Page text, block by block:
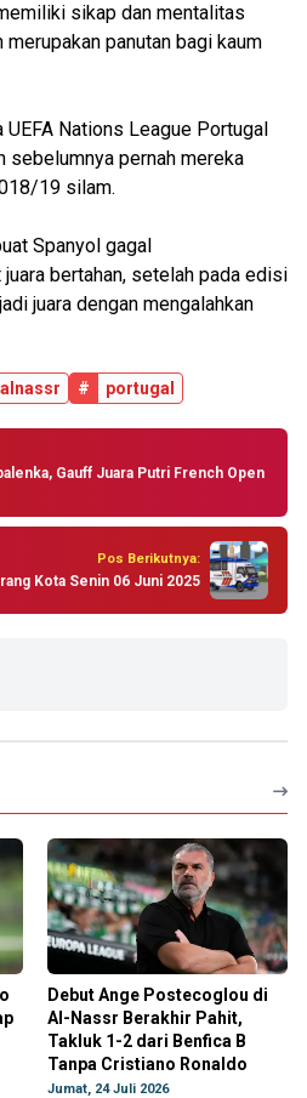
sikap dan mentalitas
panutan bagi kaum
UEFA Nations League Portugal
sebelumnya pernah mereka
19 silam.
Spanyol gagal
bertahan, setelah pada edisi
juara dengan mengalahkan
alnassr # portugal
Gauff Juara Putri French Open
Pos Berikutnya:
Kota Senin 06 Juni 2025
Debut Ange Postecoglou di
Al-Nassr Berakhir Pahit,
Takluk 1-2 dari Benfica B
Tanpa Cristiano Ronaldo
Jumat, 24 Juli 2026